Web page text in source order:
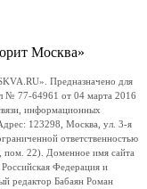
Москва»
Предназначено для
№ 77-64961 от 04 марта 2016
информационных
123298, Москва, ул. 3-я
ответственностью
22). Доменное имя сайта
Федерация и
редактор Бабаян Роман